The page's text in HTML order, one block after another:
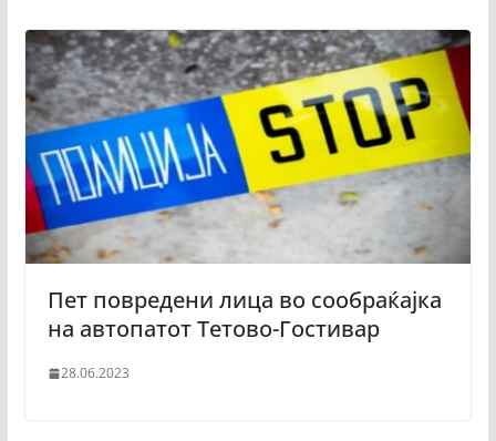
Пет повредени лица во сообраќајка
на автопатот Тетово-Гостивар
28.06.2023